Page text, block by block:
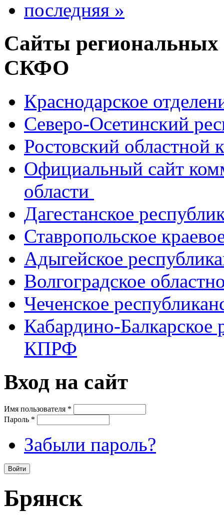
последняя »
Сайты
СКФО
Краснодарское
Северо-Осетинский
Ростовский
Официальный сайт
области
Дагестанское
Ставропольское
Адыгейское
Волгоградское
Чеченское
Кабардино-Балкарское
КПРФ
Вход на сайт
Имя пользователя *
Пароль *
Забыли пароль?
Брянск